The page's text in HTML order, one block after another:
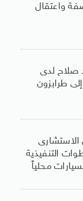
واعتقال
صلاح لدى
طرابزون
التنفيذية
محلياً